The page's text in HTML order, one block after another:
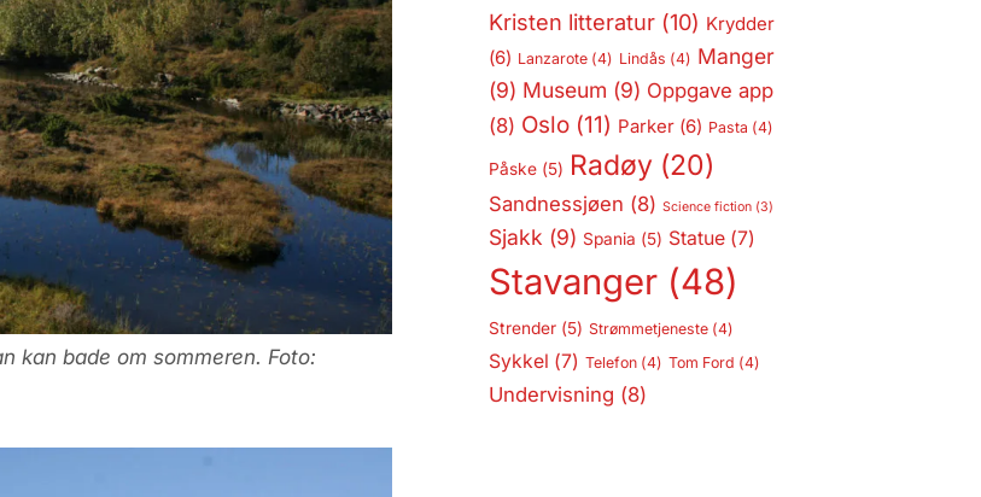
kan bade om sommeren. Foto:
Kristen litteratur(10) Krydder
(6) Lanzarote(4) Lindås (4) Manger
(9) Museum (9) Oppgave app
(8) Oslo(11) Parker(6) Pasta (4)
Påske(5) Radøy(20)
Sandnessjøen (8) Science fiction(3)
Sjakk (9) Spania (5) Statue(7)
Stavanger(48)
Strender(5) Strømmetjeneste(4)
Sykkel (7) Telefon(4) Tom Ford (4)
Undervisning (8)